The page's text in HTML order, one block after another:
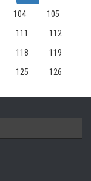
104
105
111
112
118
119
125 126